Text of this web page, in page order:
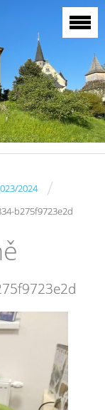
2024 /
b275f9723e2d